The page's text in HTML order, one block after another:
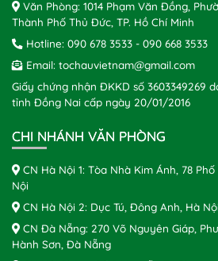
Văn Phòng: 1014 Phạm Văn Đồng,
Thành Phố Thủ Đức, TP. Hồ Chí Minh
Hotline: 090 678 3533 - 090 668 3533
Email: tochauvietnam@gmail.com
Giấy chứng nhận ĐKKD số 3603349269
tỉnh Đồng Nai cấp ngày 20/01/2016
CHI NHÁNH VĂN PHÒNG
CN Hà Nội 1: Tòa Nhà Kim Ánh, 78
Nội
CN Hà Nội 2: Dục Tú, Đông Anh, Hà Nội
CN Đà Nẵng: 270 Võ Nguyên Giáp,
Hành Sơn, Đà Nẵng